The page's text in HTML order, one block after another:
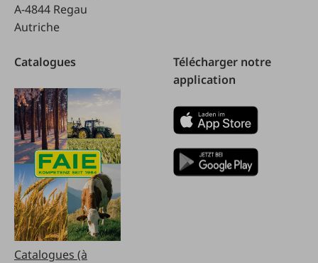
A-4844 Regau
Autriche
Catalogues
Catalogues (à
Télécharger notre
application